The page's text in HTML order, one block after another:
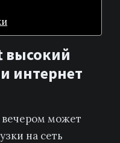
высокий
интернет
может
на сеть